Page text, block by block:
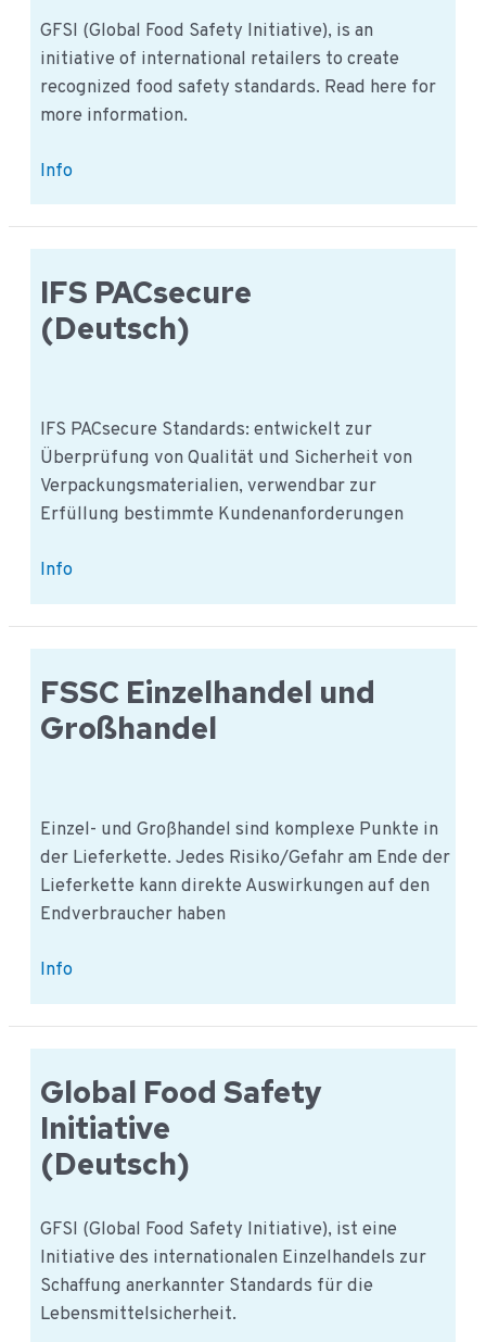
GFSI (Global Food Safety Initiative), is an
initiative of international retailers to create
recognized food safety standards. Read here for
more information.
GFSI,
Food
Safety
Initiative:
Who
are
Info
IFS PACsecure
(Deutsch)
IFS PACsecure Standards: entwickelt zur
Überprüfung von Qualität und Sicherheit von
Verpackungsmaterialien, verwendbar zur
Erfüllung bestimmte Kundenanforderungen
IFS
(Deutsch)
Info
FSSC Einzelhandel und
Großhandel
Einzel- und Großhandel sind komplexe Punkte in
der Lieferkette. Jedes Risiko/Gefahr am Ende der
Lieferkette kann direkte Auswirkungen auf den
Endverbraucher haben
FSSC
und
Großhandel
Info
Global Food Safety
Initiative
(Deutsch)
GFSI (Global Food Safety Initiative), ist eine
Initiative des internationalen Einzelhandels zur
Schaffung anerkannter Standards für die
Lebensmittelsicherheit.